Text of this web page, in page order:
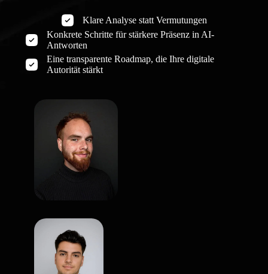
Klare Analyse statt Vermutungen
Konkrete Schritte für stärkere Präsenz in AI-
Antworten
Eine transparente Roadmap, die Ihre digitale
Autorität stärkt